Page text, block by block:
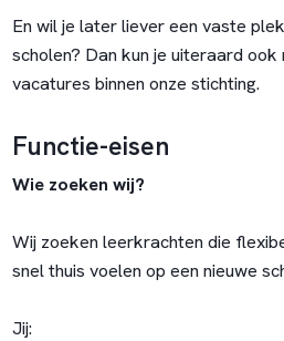
En wil je later liever een vaste
scholen? Dan kun je uiteraard
vacatures binnen onze stichting.
Functie-eisen
Wie zoeken wij?
Wij zoeken leerkrachten die
snel thuis voelen op een nieuwe
Jij: